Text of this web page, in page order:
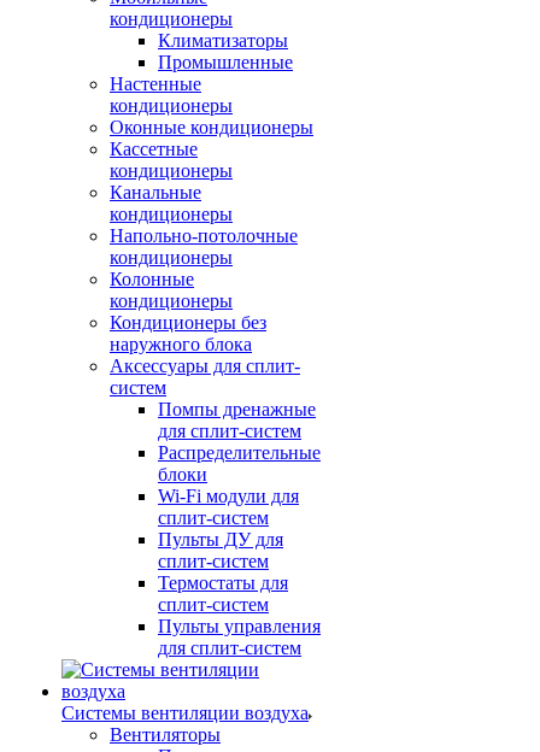
кондиционеры
Климатизаторы
Промышленные
Настенные
кондиционеры
Оконные кондиционеры
Кассетные
кондиционеры
Канальные
кондиционеры
Напольно-потолочные
кондиционеры
Колонные
кондиционеры
Кондиционеры без
наружного блока
Аксессуары для сплит-
систем
Помпы дренажные
для сплит-систем
Распределительные
блоки
Wi-Fi модули для
сплит-систем
Пульты ДУ для
сплит-систем
Термостаты для
сплит-систем
Пульты управления
для сплит-систем
Системы вентиляции воздуха
Вентиляторы